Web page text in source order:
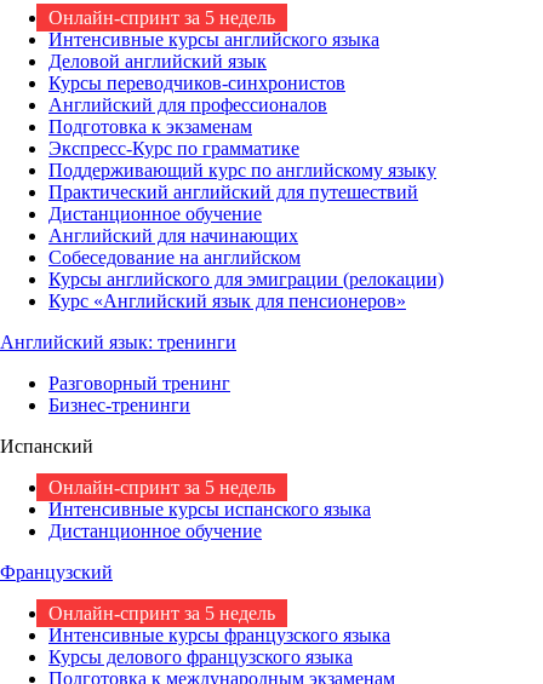
Онлайн-спринт за 5 недель
Интенсивные курсы английского языка
Деловой английский язык
Курсы переводчиков-синхронистов
Английский для профессионалов
Подготовка к экзаменам
Экспресс-Курс по грамматике
Поддерживающий курс по английскому языку
Практический английский для путешествий
Дистанционное обучение
Английский для начинающих
Собеседование на английском
Курсы английского для эмиграции (релокации)
Курс «Английский язык для пенсионеров»
Английский язык: тренинги
Разговорный тренинг
Бизнес-тренинги
Испанский
Онлайн-спринт за 5 недель
Интенсивные курсы испанского языка
Дистанционное обучение
Французский
Онлайн-спринт за 5 недель
Интенсивные курсы французского языка
Курсы делового французского языка
Подготовка к международным экзаменам